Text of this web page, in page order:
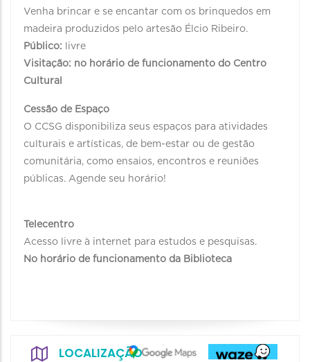
Venha brincar e se encantar com os brinquedos em
madeira produzidos pelo artesão Élcio Ribeiro.
Público: livre
Visitação: no horário de funcionamento do Centro
Cultural
Cessão de Espaço
O CCSG disponibiliza seus espaços para atividades
culturais e artísticas, de bem-estar ou de gestão
comunitária, como ensaios, encontros e reuniões
públicas. Agende seu horário!
Telecentro
Acesso livre à internet para estudos e pesquisas.
No horário de funcionamento da Biblioteca
LOCALIZAÇÃO